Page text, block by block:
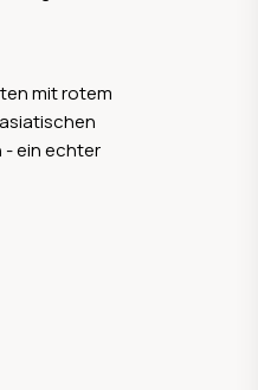
mit rotem
- ein echter